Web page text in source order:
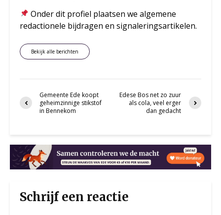
Onder dit profiel plaatsen we algemene
redactionele bijdragen en signaleringsartikelen.
Bekijk alle berichten
Gemeente Ede koopt
geheimzinnige stikstof
in Bennekom
Edese Bos net zo zuur
als cola, veel erger
dan gedacht
Schrijf een reactie